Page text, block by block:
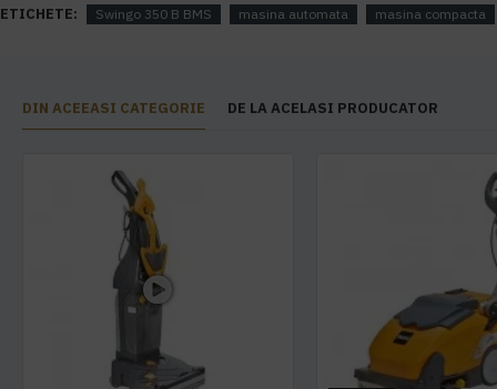
ETICHETE: Swingo 350 B BMS masina automata masina compacta
DIN ACEEASI CATEGORIE DE LA ACELASI PRODUCATOR